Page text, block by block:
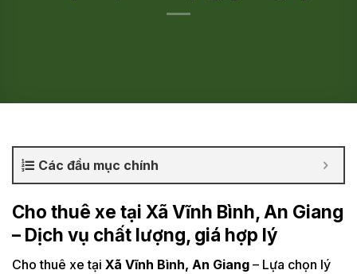
Các đầu mục chính
Cho thuê xe tại Xã Vĩnh Bình, An Giang
– Dịch vụ chất lượng, giá hợp lý
Cho thuê xe tại Xã Vĩnh Bình, An Giang – Lựa chọn lý